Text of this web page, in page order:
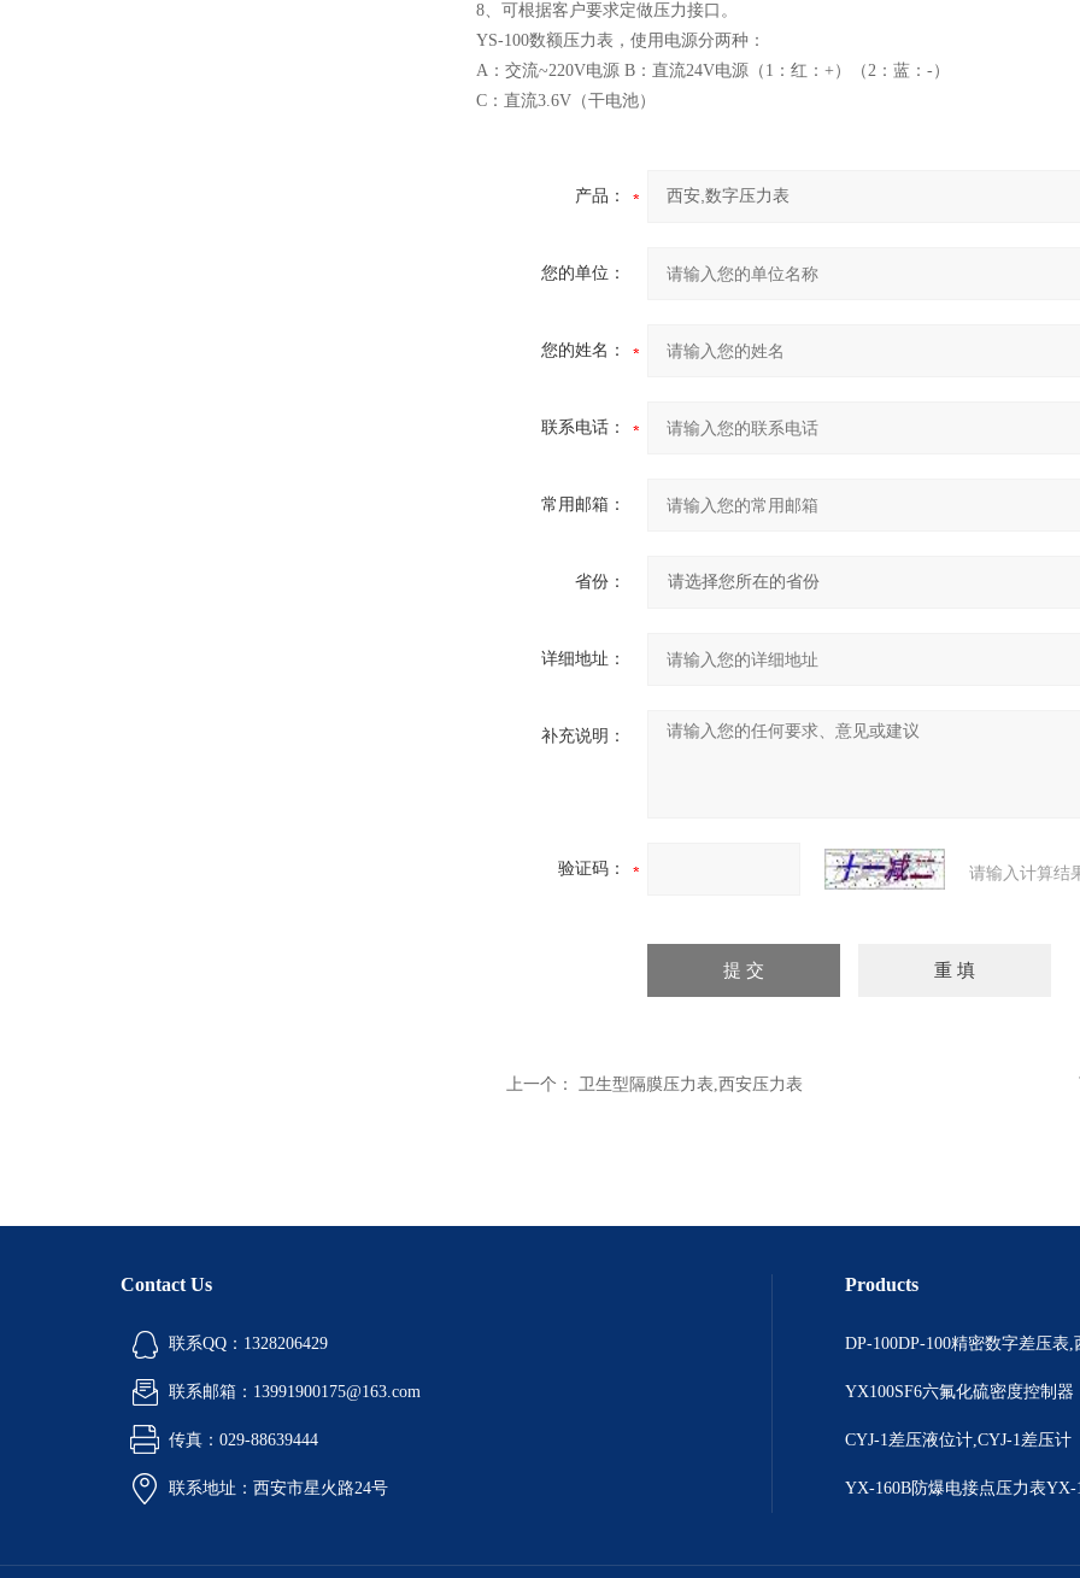
8、可根据客户要求定做压力接口。
YS-100数额压力表，使用电源分两种：
A：交流~220V电源 B：直流24V电源（1：红：+）（2：蓝：-）
C：直流3.6V（干电池）
产品：
您的单位：
您的姓名：
联系电话：
常用邮箱：
省份：
详细地址：
补充说明：
验证码： 请输入计算结
上一个： 卫生型隔膜压力表,西安压力表
Contact Us
联系QQ：1328206429
联系邮箱：13991900175@163.com
传真：029-88639444
联系地址：西安市星火路24号
Products
YX100SF6六氟化硫密度控制器
CYJ-1差压液位计,CYJ-1差压计